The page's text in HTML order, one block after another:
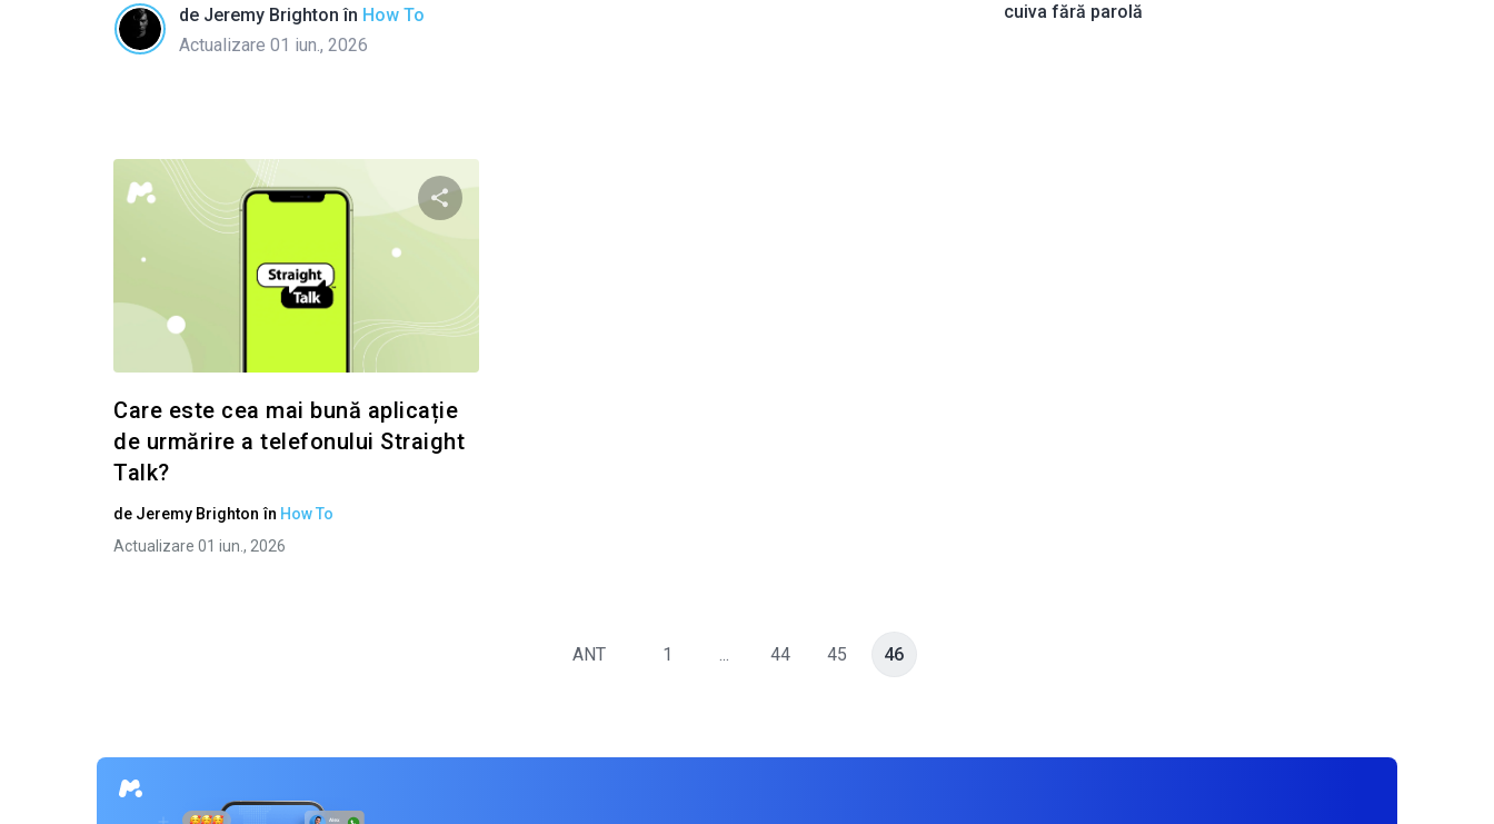
de Jeremy Brighton în How To
Actualizare 01 iun., 2026
cuiva fără parolă
Care este cea mai bună aplicație
de urmărire a telefonului Straight
Talk?
de Jeremy Brighton în How To
Actualizare 01 iun., 2026
ANT 1 ... 44 45 46